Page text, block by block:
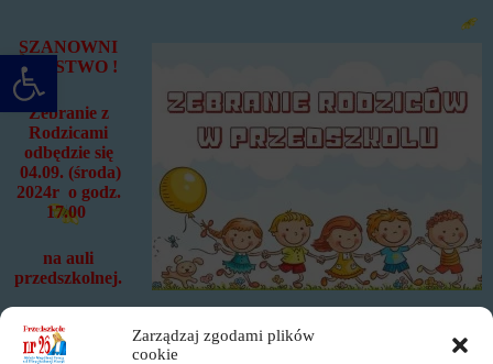
Otwórz pasek narzędzi
Zarządzaj zgodami plików
cookie
SZANOWNI
PAŃSTWO !
Zebranie z
Rodzicami
odbędzie się
04.09. (środa)
2024r o godz.
17.00
na auli
przedszkolnej.
Po zebraniu ogólnym zapraszamy rodziców do poszczególnych
sal na zebranie